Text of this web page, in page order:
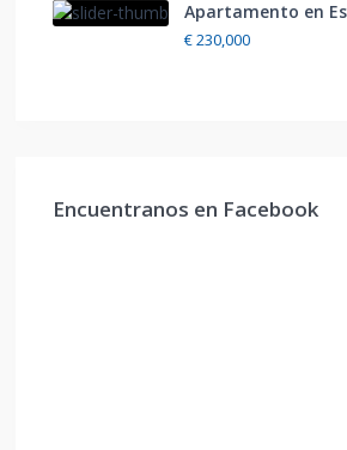
Apartamento en
€ 230,000
Encuentranos en Facebook